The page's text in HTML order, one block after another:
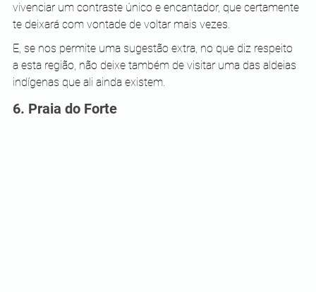
vivenciar um contraste único e encantador, que certamente
te deixará com vontade de voltar mais vezes.
E, se nos permite uma sugestão extra, no que diz respeito
a esta região, não deixe também de visitar uma das aldeias
indígenas que ali ainda existem.
6. Praia do Forte